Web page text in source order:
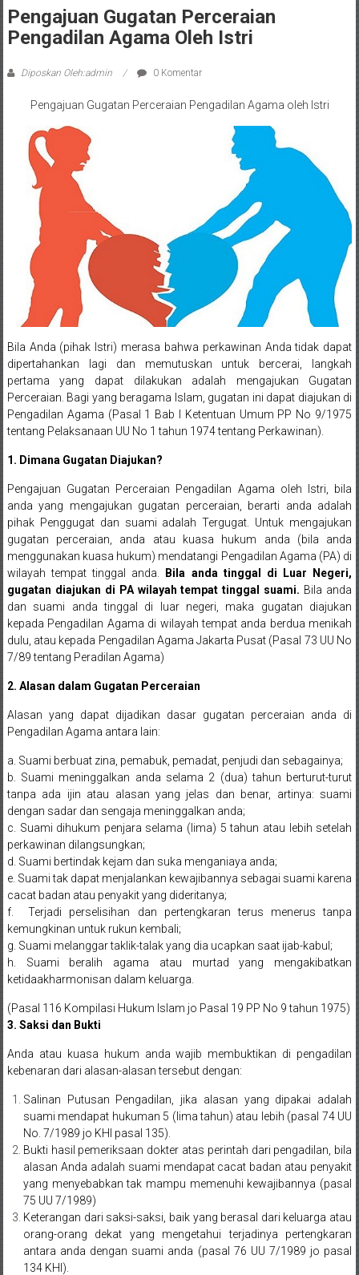
Bantul,
Wonosari,
Wates,
Klaten,
Magelang,
Solo,
Semarang,
Jakarta,
Bali,
Surabaya,
Surakarta,
Sukoharjo,
Mungkid,
Purworejo,
Daerah
Istimewa
Yogyakarta,
Makassar,
Denpasar,
Salatiga,
Ungaran,
Pontianak,
Bandung,
Kendari,
Riau,
Pekanbaru,
Bengkulu,
Mukomuko,
Gunung
Kidul,
Kulon
Progo,
Balikpapan,
Jakarta
Pusat,
Tanggerang,
Purworejo,
Purwokerto,
Kebumen,
Tasikmalaya,
Pengajuan Gugatan Perceraian
Pengadilan Agama Oleh Istri
Diposkan Oleh:admin 0 Komentar
Pengajuan Gugatan Perceraian Pengadilan Agama oleh Istri
Bila Anda (pihak Istri) merasa bahwa perkawinan Anda tidak dapat
dipertahankan lagi dan memutuskan untuk bercerai, langkah
pertama yang dapat dilakukan adalah mengajukan Gugatan
Perceraian. Bagi yang beragama Islam, gugatan ini dapat diajukan di
Pengadilan Agama (Pasal 1 Bab I Ketentuan Umum PP No 9/1975
tentang Pelaksanaan UU No 1 tahun 1974 tentang Perkawinan).
1. Dimana Gugatan Diajukan?
Pengajuan Gugatan Perceraian Pengadilan Agama oleh Istri, bila
anda yang mengajukan gugatan perceraian, berarti anda adalah
pihak Penggugat dan suami adalah Tergugat. Untuk mengajukan
gugatan perceraian, anda atau kuasa hukum anda (bila anda
menggunakan kuasa hukum) mendatangi Pengadilan Agama (PA) di
wilayah tempat tinggal anda.
Bila anda tinggal di Luar Negeri,
gugatan diajukan di PA wilayah tempat tinggal suami. Bila anda
dan suami anda tinggal di luar negeri, maka gugatan diajukan
kepada Pengadilan Agama di wilayah tempat anda berdua menikah
dulu, atau kepada Pengadilan Agama Jakarta Pusat (Pasal 73 UU No
7/89 tentang Peradilan Agama)
2. Alasan dalam Gugatan Perceraian
Alasan yang dapat dijadikan dasar gugatan perceraian anda di
Pengadilan Agama antara lain:
a. Suami berbuat zina, pemabuk, pemadat, penjudi dan sebagainya;
b. Suami meninggalkan anda selama 2 (dua) tahun berturut-turut
tanpa ada ijin atau alasan yang jelas dan benar, artinya: suami
dengan sadar dan sengaja meninggalkan anda;
c. Suami dihukum penjara selama (lima) 5 tahun atau lebih setelah
perkawinan dilangsungkan;
d. Suami bertindak kejam dan suka menganiaya anda;
e. Suami tak dapat menjalankan kewajibannya sebagai suami karena
cacat badan atau penyakit yang dideritanya;
f. Terjadi perselisihan dan pertengkaran terus menerus tanpa
kemungkinan untuk rukun kembali;
g. Suami melanggar taklik-talak yang dia ucapkan saat ijab-kabul;
h. Suami beralih agama atau murtad yang mengakibatkan
ketidaakharmonisan dalam keluarga.
(Pasal 116 Kompilasi Hukum Islam jo Pasal 19 PP No 9 tahun 1975)
3. Saksi dan Bukti
Anda atau kuasa hukum anda wajib membuktikan di pengadilan
kebenaran dari alasan-alasan tersebut dengan:
Salinan Putusan Pengadilan, jika alasan yang dipakai adalah
suami mendapat hukuman 5 (lima tahun) atau lebih (pasal 74 UU
No. 7/1989 jo KHI pasal 135).
Bukti hasil pemeriksaan dokter atas perintah dari pengadilan, bila
alasan Anda adalah suami mendapat cacat badan atau penyakit
yang menyebabkan tak mampu memenuhi kewajibannya (pasal
75 UU 7/1989)
Keterangan dari saksi-saksi, baik yang berasal dari keluarga atau
orang-orang dekat yang mengetahui terjadinya pertengkaran
antara anda dengan suami anda (pasal 76 UU 7/1989 jo pasal
134 KHI).